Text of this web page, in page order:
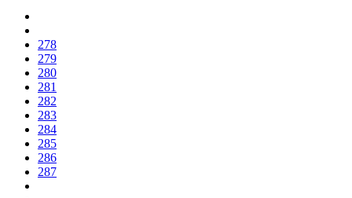
278
279
280
281
282
283
284
285
286
287